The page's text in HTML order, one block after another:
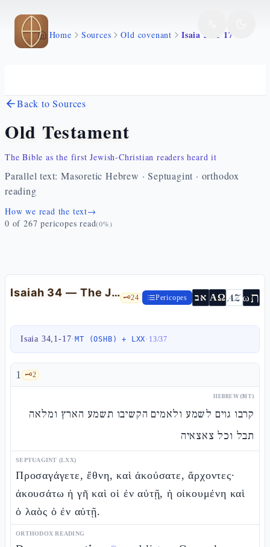
Skip to main content
Home Sources Old covenant Isaia 34 1 17
Back to Sources
Old Testament
The Bible as the first Jewish-Christian readers heard it
Parallel text: Masoretic Hebrew · Septuagint · orthodox
reading
How we read the text→
0 of 267 pericopes read(0%)
Isaiah 34 — The Judgment of Edom and the Bestiary of Desolation 🗝️24 Pericopes אב ΑΩ AZωת
Isaia 34,1-17·MT (OSHB) + LXX· 13/37
1 🗝️2
HEBREW (MT)
קרבו גוים לשמע ולאמים הקשיבו תשמע הארץ ומלאה
תבל וכל צאצאיה
SEPTUAGINT (LXX)
Προσαγάγετε, ἔθνη, καὶ ἀκούσατε, ἄρχοντες·
ἀκουσάτω ἡ γῆ καὶ οἱ ἐν αὐτῇ, ἡ οἰκουμένη καὶ
ὁ λαὸς ὁ ἐν αὐτῇ.
ORTHODOX READING